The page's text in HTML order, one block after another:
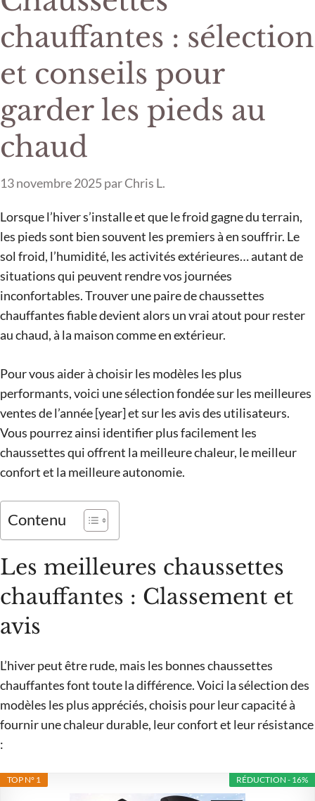
chauffantes : sélection
et conseils pour
garder les pieds au
chaud
13 novembre 2025parChris L.
Lorsque l’hiver s’installe et que le froid gagne du terrain,
les pieds sont bien souvent les premiers à en souffrir. Le
sol froid, l’humidité, les activités extérieures… autant de
situations qui peuvent rendre vos journées
inconfortables. Trouver une paire de chaussettes
chauffantes fiable devient alors un vrai atout pour rester
au chaud, à la maison comme en extérieur.
Pour vous aider à choisir les modèles les plus
performants, voici une sélection fondée sur les meilleures
ventes de l’année [year] et sur les avis des utilisateurs.
Vous pourrez ainsi identifier plus facilement les
chaussettes qui offrent la meilleure chaleur, le meilleur
confort et la meilleure autonomie.
Contenu
Les meilleures chaussettes
chauffantes : Classement et
avis
L’hiver peut être rude, mais les bonnes chaussettes
chauffantes font toute la différence. Voici la sélection des
modèles les plus appréciés, choisis pour leur capacité à
fournir une chaleur durable, leur confort et leur résistance
:
RÉDUCTION - 16%
TOP N° 1